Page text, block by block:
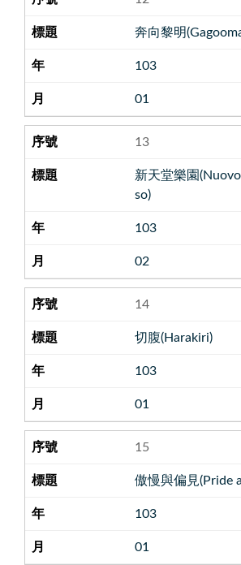
奔向黎明
103
01
13
新天堂樂園
so)
103
02
14
切腹(Harakiri)
103
01
15
傲慢與偏見(Pride
103
01